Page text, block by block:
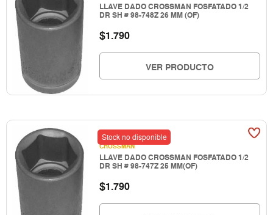
LLAVE DADO CROSSMAN FOSFATADO 1/2
DR SH # 98-748Z 26 MM (OF)
$1.790
VER PRODUCTO
Stock no disponible
CROSSMAN
LLAVE DADO CROSSMAN FOSFATADO 1/2
DR SH # 98-747Z 25 MM(OF)
$1.790